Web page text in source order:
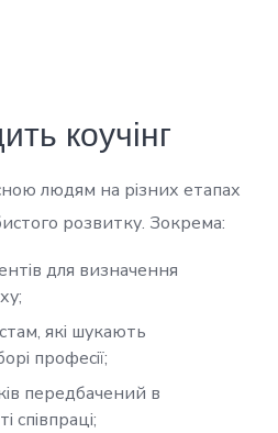
коучінг
людям на різних етапах
розвитку. Зокрема:
для визначення
які шукають
професії;
передбачений в
співпраці;